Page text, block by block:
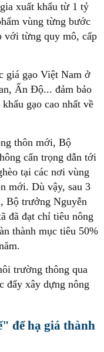
xuất khẩu từ 1 tỷ
vùng từng bước
với từng quy mô, cấp
giá gạo Việt Nam ở
Ấn Độ... đảm bảo
gạo cao nhất về
thôn mới, Bộ
cẩn trọng dẫn tới
tại các nơi vùng
mới. Dù vậy, sau 3
Bộ trưởng Nguyễn
đã đạt chỉ tiêu nông
thành mục tiêu 50%
trường thông qua
đẩy xây dựng nông
để hạ giá thành